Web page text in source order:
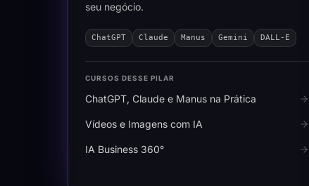
seu negócio.
ChatGPT Claude Manus Gemini DALL-E
CURSOS DESSE PILAR
ChatGPT, Claude e Manus na Prática
Vídeos e Imagens com IA
IA Business 360°